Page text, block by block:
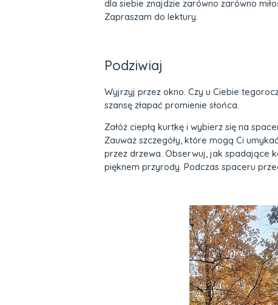
dla siebie znajdzie zarówno zarówno
Zapraszam do lektury.
Podziwiaj
Wyjrzyj przez okno. Czy u Ciebie
szansę złapać promienie słońca.
Załóż ciepłą kurtkę i wybierz się na
Zauważ szczegóły, które mogą Ci
przez drzewa. Obserwuj, jak spadające
pięknem przyrody. Podczas spaceru